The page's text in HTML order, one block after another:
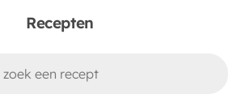
Recepten